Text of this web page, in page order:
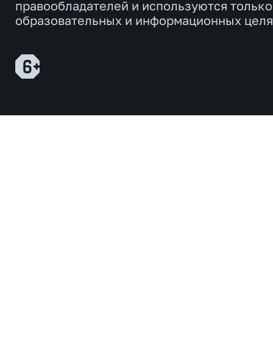
правообладателей и используются
образовательных и информационных